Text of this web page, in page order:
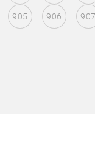
905 906 907